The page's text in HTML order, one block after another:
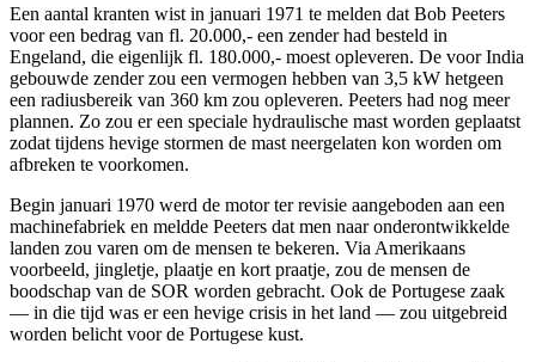
Een aantal kranten wist in januari 1971 te melden dat Bob Peeters
voor een bedrag van fl. 20.000,- een zender had besteld in
Engeland, die eigenlijk fl. 180.000,- moest opleveren. De voor India
gebouwde zender zou een vermogen hebben van 3,5 kW hetgeen
een radiusbereik van 360 km zou opleveren. Peeters had nog meer
plannen. Zo zou er een speciale hydraulische mast worden geplaatst
zodat tijdens hevige stormen de mast neergelaten kon worden om
afbreken te voorkomen.
Begin januari 1970 werd de motor ter revisie aangeboden aan een
machinefabriek en meldde Peeters dat men naar onderontwikkelde
landen zou varen om de mensen te bekeren. Via Amerikaans
voorbeeld, jingletje, plaatje en kort praatje, zou de mensen de
boodschap van de SOR worden gebracht. Ook de Portugese zaak
— in die tijd was er een hevige crisis in het land — zou uitgebreid
worden belicht voor de Portugese kust.